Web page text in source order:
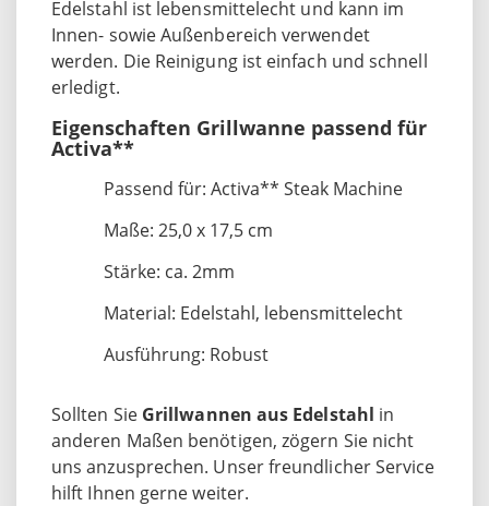
Edelstahl ist lebensmittelecht und kann im
Innen- sowie Außenbereich verwendet
werden. Die Reinigung ist einfach und schnell
erledigt.
Eigenschaften Grillwanne passend für
Activa**
Passend für: Activa** Steak Machine
Maße: 25,0 x 17,5 cm
Stärke: ca. 2mm
Material: Edelstahl, lebensmittelecht
Ausführung: Robust
Sollten Sie Grillwannen aus Edelstahl in
anderen Maßen benötigen, zögern Sie nicht
uns anzusprechen. Unser freundlicher Service
hilft Ihnen gerne weiter.